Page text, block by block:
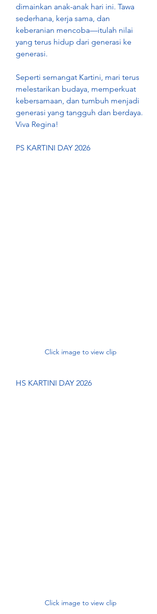
dimainkan anak-anak hari ini. Tawa
sederhana, kerja sama, dan
keberanian mencoba—itulah nilai
yang terus hidup dari generasi ke
generasi.
Seperti semangat Kartini, mari terus
melestarikan budaya, memperkuat
kebersamaan, dan tumbuh menjadi
generasi yang tangguh dan berdaya.
Viva Regina!
PS KARTINI DAY 2026
Click image to view clip
HS KARTINI DAY 2026
Click image to view clip